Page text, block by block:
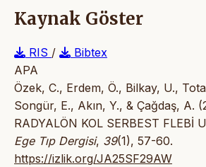
Kaynak Göster
RIS /
Bibtex
APA
Özek, C., Erdem, Ö., Bilkay, U.,
Songür, E., Akın, Y., & Çağdaş, A.
RADYALÖN KOL SERBEST FLEBİ
Ege Tıp Dergisi, 39(1), 57-60.
https://izlik.org/JA25SF29AW